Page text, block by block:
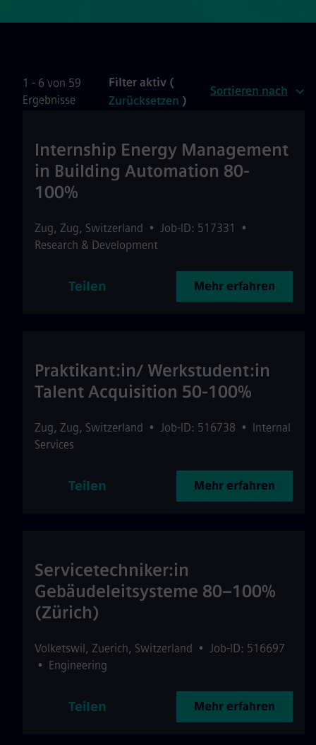
1 - 6 von 59
Ergebnisse
Filter aktiv (
Zurücksetzen )
Sortieren nach
Internship Energy Management
in Building Automation 80-
100%
Zug, Zug, Switzerland • Job-ID: 517331
•
Research & Development
Teilen Mehr erfahren
Praktikant:in/ Werkstudent:in
Talent Acquisition 50-100%
Zug, Zug, Switzerland • Job-ID: 516738 • Internal
Services
Teilen Mehr erfahren
Servicetechniker:in
Gebäudeleitsysteme 80–100%
(Zürich)
Volketswil, Zuerich, Switzerland • Job-ID: 516697
• Engineering
Teilen Mehr erfahren